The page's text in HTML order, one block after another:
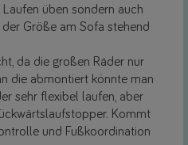
üben sondern auch
Größe am Sofa stehend
da die großen Räder nur
die abmontiert könnte man
sehr flexibel laufen, aber
Kommt
und Fußkoordination